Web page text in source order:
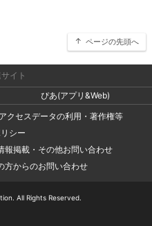
ページの先頭へ
イト
ぴあ(アプリ&Web)
アクセスデータの利用・著作権等
シー
報掲載・その他お問い合わせ
方からのお問い合わせ
All Rights Reserved.